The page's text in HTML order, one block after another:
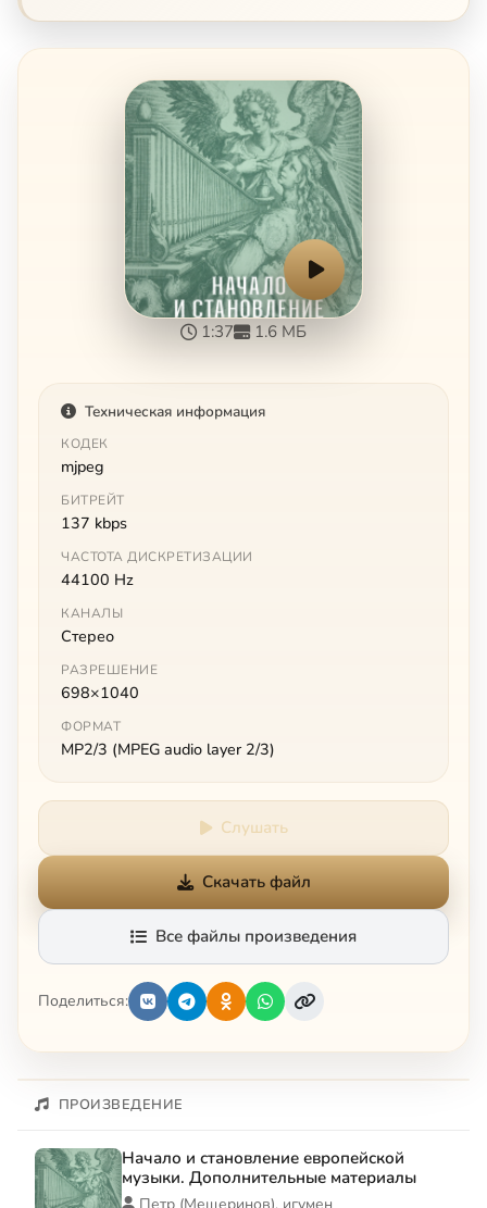
1:37 1.6 МБ
Техническая информация
КОДЕК
mjpeg
БИТРЕЙТ
137 kbps
ЧАСТОТА ДИСКРЕТИЗАЦИИ
44100 Hz
КАНАЛЫ
Стерео
РАЗРЕШЕНИЕ
698×1040
ФОРМАТ
MP2/3 (MPEG audio layer 2/3)
Слушать
Скачать файл
Все файлы произведения
Поделиться:
ПРОИЗВЕДЕНИЕ
Начало и становление европейской
музыки. Дополнительные материалы